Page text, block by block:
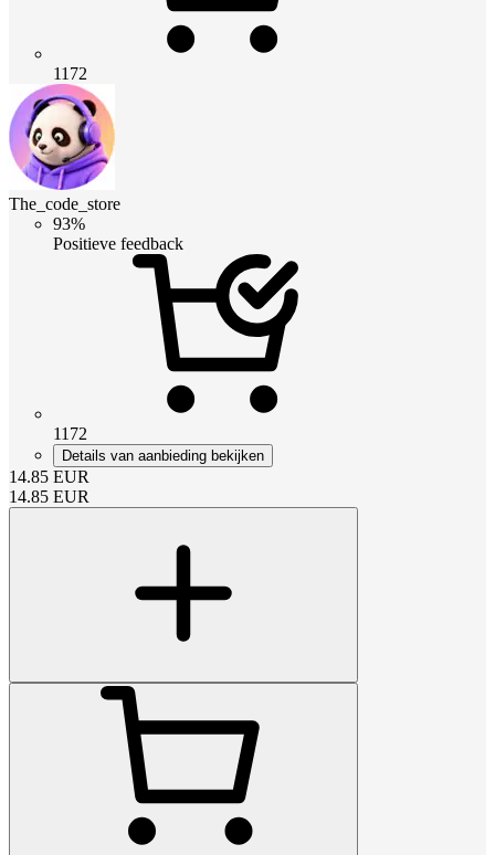
1172
The_code_store
93%
Positieve feedback
1172
Details van aanbieding bekijken
14.85 EUR
14.85 EUR